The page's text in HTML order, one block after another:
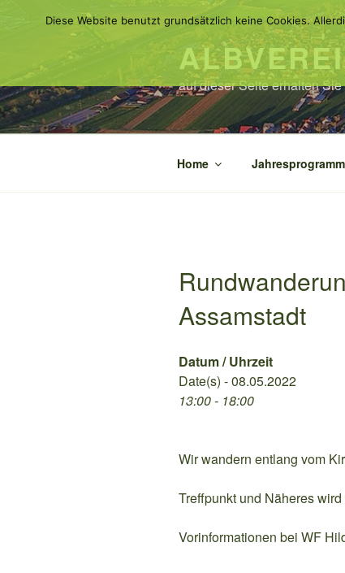
auf dieser Seite erhalten
Home Jahresprogramm
Assamstadt
Datum / Uhrzeit
Date(s) - 08.05.2022
13:00 - 18:00
Wir wandern entlang vom
Treffpunkt und Näheres
Vorinformationen bei WF
Diese Website benutzt grundsätzlich keine Cookies.